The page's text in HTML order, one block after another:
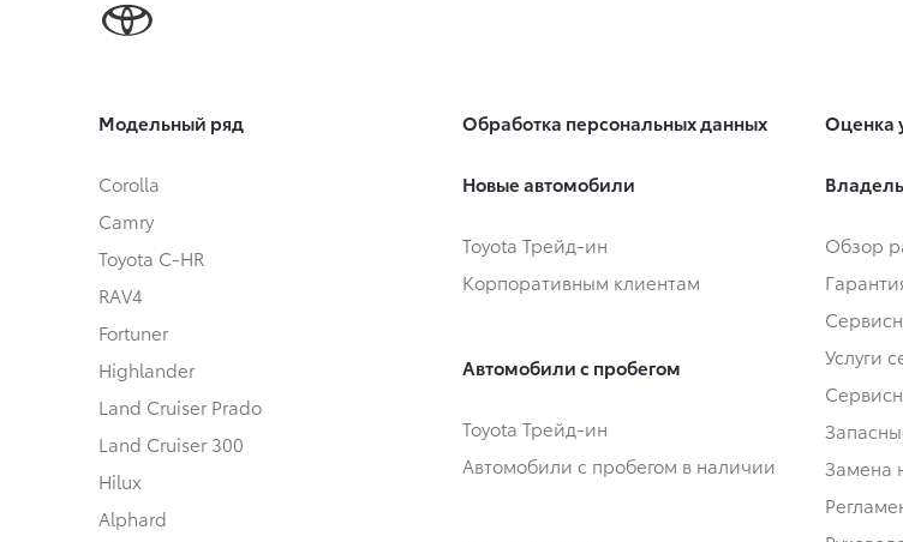
Модельный ряд
Corolla
Camry
Toyota C-HR
RAV4
Fortuner
Highlander
Land Cruiser Prado
Land Cruiser 300
Hilux
Alphard
Обработка персональных данных
Новые автомобили
Toyota Трейд-ин
Корпоративным клиентам
Автомобили с пробегом
Toyota Трейд-ин
Автомобили с пробегом в наличии
Оценка
Обзор
Услуги
Замена